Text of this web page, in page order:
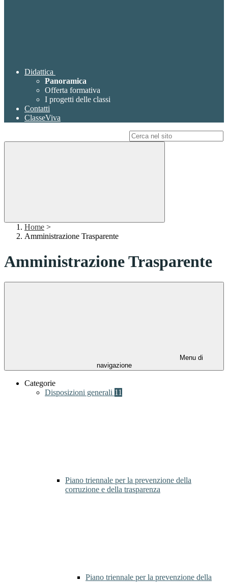
Didattica
Panoramica
Offerta formativa
I progetti delle classi
Contatti
ClasseViva
Home >
Amministrazione Trasparente
Amministrazione Trasparente
Menu di
navigazione
Categorie
Disposizioni generali 11
Piano triennale per la prevenzione della
corruzione e della trasparenza
Piano triennale per la prevenzione della